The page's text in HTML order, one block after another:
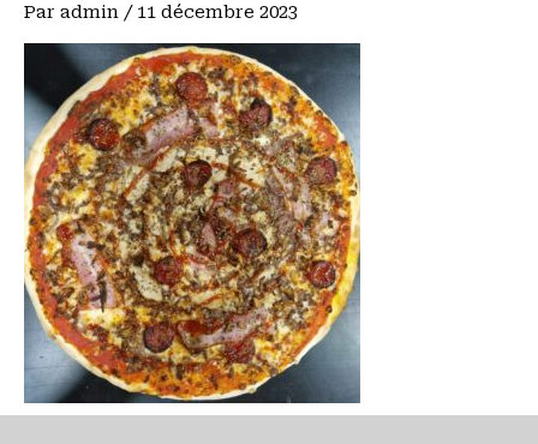
Par admin / 11 décembre 2023